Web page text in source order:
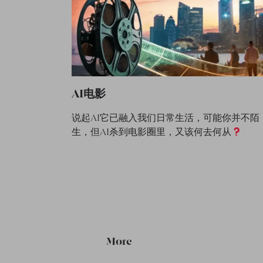
AI电影
说起AI它已融入我们日常生活，可能你并不陌
生，但AI杀到电影圈里，又该何去何从
More